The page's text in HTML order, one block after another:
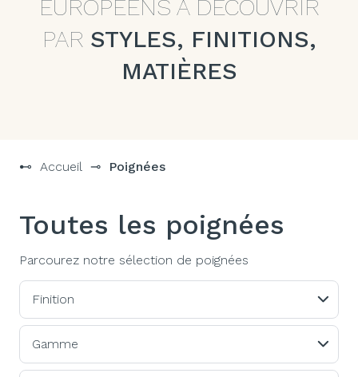
EUROPÉENS À DÉCOUVRIR
PAR STYLES, FINITIONS,
MATIÈRES
⊷ Accueil ⊸ Poignées
Toutes les poignées
Parcourez notre sélection de poignées
Finition
Gamme